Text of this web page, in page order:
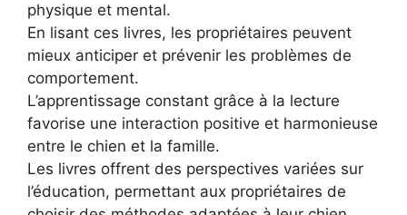
physique et mental.
En lisant ces livres, les propriétaires peuvent
mieux anticiper et prévenir les problèmes de
comportement.
L’apprentissage constant grâce à la lecture
favorise une interaction positive et harmonieuse
entre le chien et la famille.
Les livres offrent des perspectives variées sur
l’éducation, permettant aux propriétaires de